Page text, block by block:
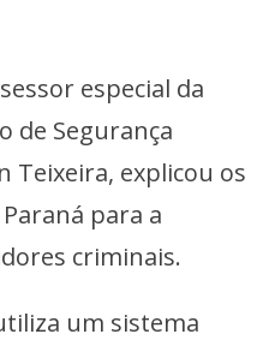
especial da
de Segurança
Teixeira, explicou os
para a
criminais.
um sistema